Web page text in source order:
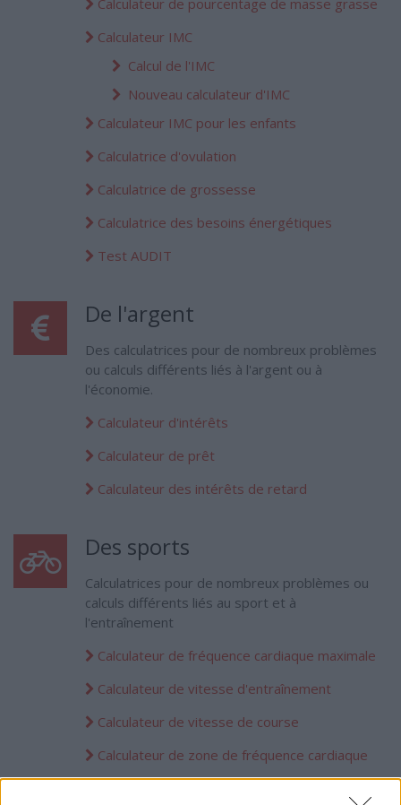
Calculateur de pourcentage de masse grasse
Calculateur IMC
Calcul de l'IMC
Nouveau calculateur d'IMC
Calculateur IMC pour les enfants
Calculatrice d'ovulation
Calculatrice de grossesse
Calculatrice des besoins énergétiques
Test AUDIT
De l'argent
Des calculatrices pour de nombreux problèmes
ou calculs différents liés à l'argent ou à
l'économie.
Calculateur d'intérêts
Calculateur de prêt
Calculateur des intérêts de retard
Des sports
Calculatrices pour de nombreux problèmes ou
calculs différents liés au sport et à
l'entraînement
Calculateur de fréquence cardiaque maximale
Calculateur de vitesse d'entraînement
Calculateur de vitesse de course
Calculateur de zone de fréquence cardiaque